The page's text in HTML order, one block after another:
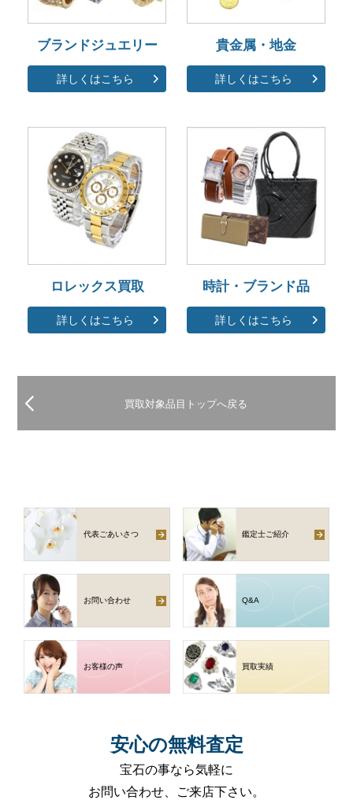
ブランドジュエリー
詳しくはこちら
貴金属・地金
詳しくはこちら
ロレックス買取
詳しくはこちら
時計・ブランド品
詳しくはこちら
買取対象品目トップへ戻る
代表ごあいさつ 鑑定士ご紹介
お問い合わせ Q&A
お客様の声 買取実績
安心の無料査定
宝石の事なら気軽に
お問い合わせ、ご来店下さい。